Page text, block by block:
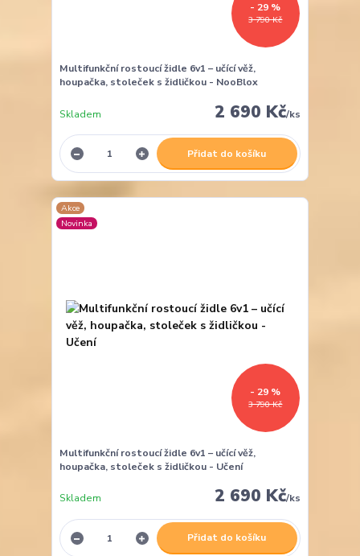
3 790 Kč
- 29 %
Multifunkční rostoucí židle 6v1 – učící věž,
houpačka, stoleček s židličkou - NooBlox
2 690 Kč/ks
Skladem
Přidat do košíku
Akce
Novinka
3 790 Kč
- 29 %
Multifunkční rostoucí židle 6v1 – učící věž,
houpačka, stoleček s židličkou - Učení
2 690 Kč/ks
Skladem
Přidat do košíku